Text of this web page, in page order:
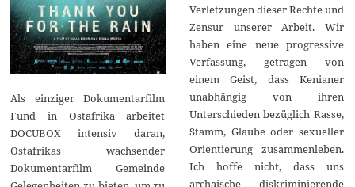
Als einziger Dokumentarfilm
Fund in Ostafrika arbeitet
DOCUBOX intensiv daran,
Ostafrikas wachsender
Dokumentarfilm Gemeinde
Verletzungen dieser Rechte und
Zensur unserer Arbeit. Wir
haben eine neue progressive
Verfassung, getragen von
einem Geist, dass Kenianer
unabhängig von ihren
Unterschieden bezüglich Rasse,
Stamm, Glaube oder sexueller
Orientierung zusammenleben.
Ich hoffe nicht, dass uns
archaische diskriminierende